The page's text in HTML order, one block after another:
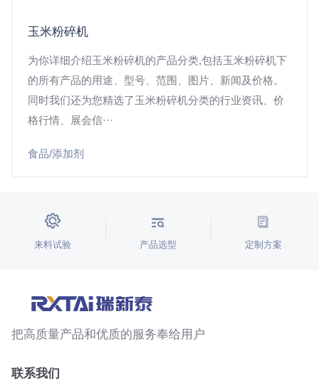
玉米粉碎机
为你详细介绍玉米粉碎机的产品分类,包括玉米粉碎机下
的所有产品的用途、型号、范围、图片、新闻及价格。
同时我们还为您精选了玉米粉碎机分类的行业资讯、价
格行情、展会信···
食品/添加剂
来料试验 产品选型 定制方案
把高质量产品和优质的服务奉给用户
联系我们